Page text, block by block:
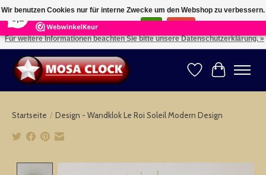
164 Reviews ×
Kies uw taal: NL -- Wählen Sie ihre Sprache: DE -- Choose your language: EN ⇓ ⇒
Wunschzettel
Ihr
Startseite / Design - Wandklok Le Roi Soleil Modern Design
Product image slideshow Items
Wir benutzen Cookies nur für interne Zwecke um den Webshop zu verbessern.
Ist das in Ordnung?
Für weitere Informationen beachten Sie bitte unsere Datenschutzerklärung. »